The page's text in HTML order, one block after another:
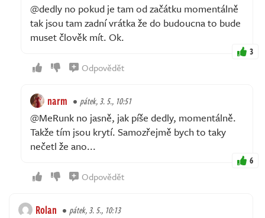
@dedly no pokud je tam od začátku momentálně
tak jsou tam zadní vrátka že do budoucna to bude
muset člověk mít. Ok.
3
Odpovědět
narm pátek, 3. 5., 10:51
@MeRunk no jasně, jak píše dedly, momentálně.
Takže tím jsou krytí. Samozřejmě bych to taky
nečetl že ano...
6
Odpovědět
Rolan pátek, 3. 5., 10:13